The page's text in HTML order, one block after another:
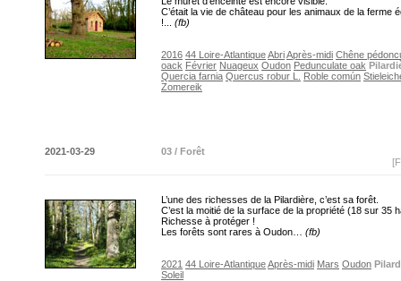
C’était la vie de château pour les animaux de la ferme
!... (fb)
2016 44 Loire-AtlantiqueAbriAprès-midi Chêne
oack Février Nuageux Oudon Pedunculate oak
Quercia farnia Quercus robur L. Roble común
Zomereik
2021-03-29
03 / Forêt
L’une des richesses de la Pilardière, c’est sa forêt.
C’est la moitié de la surface de la propriété (18 sur 35
Richesse à protéger !
Les forêts sont rares à Oudon… (fb)
2021 44 Loire-AtlantiqueAprès-midi Mars Oudon
Soleil